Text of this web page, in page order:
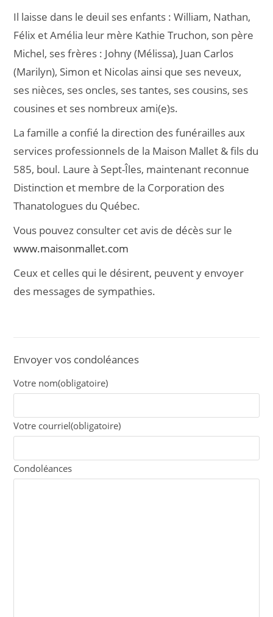
Il laisse dans le deuil ses enfants : William, Nathan,
Félix et Amélia leur mère Kathie Truchon, son père
Michel, ses frères : Johny (Mélissa), Juan Carlos
(Marilyn), Simon et Nicolas ainsi que ses neveux,
ses nièces, ses oncles, ses tantes, ses cousins, ses
cousines et ses nombreux ami(e)s.
La famille a confié la direction des funérailles aux
services professionnels de la Maison Mallet & fils du
585, boul. Laure à Sept-Îles, maintenant reconnue
Distinction et membre de la Corporation des
Thanatologues du Québec.
Vous pouvez consulter cet avis de décès sur le
www.maisonmallet.com
Ceux et celles qui le désirent, peuvent y envoyer
des messages de sympathies.
Envoyer vos condoléances
Votre nom(obligatoire)
Votre courriel(obligatoire)
Condoléances